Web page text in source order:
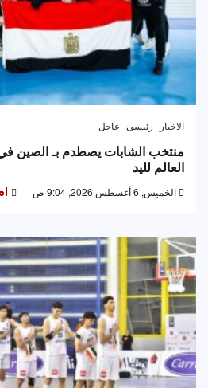
الاخبار رئيسى عاجل
منتخب الشابات يصطدم بـ الصين
العالم لليد
الخميس, 6 أغسطس 2026, 9:04 ص